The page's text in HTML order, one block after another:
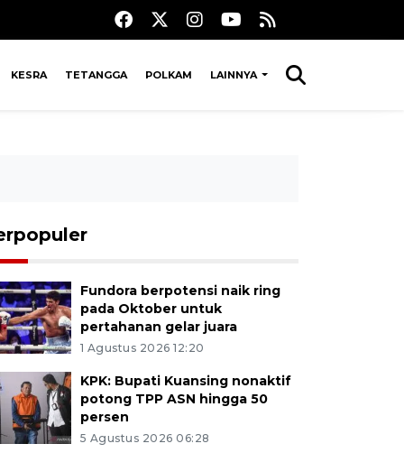
KESRA TETANGGA POLKAM LAINNYA
Fundora berpotensi naik ring
pada Oktober untuk
pertahanan gelar juara
1 Agustus 2026 12:20
KPK: Bupati Kuansing nonaktif
potong TPP ASN hingga 50
persen
5 Agustus 2026 06:28